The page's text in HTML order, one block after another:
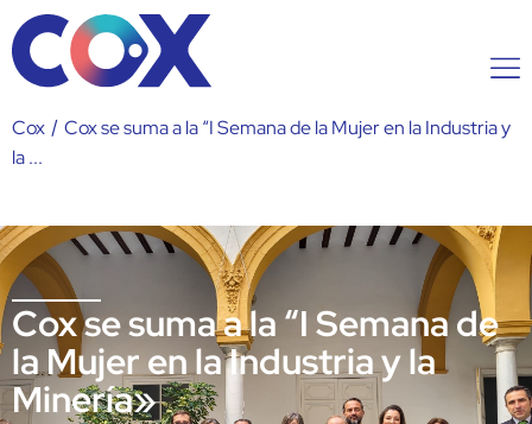
Cox / Cox se suma a la “I Semana de la Mujer en la Industria y
la ...
Cox se suma a la “I Semana de
la Mujer en la Industria y la
Minería»